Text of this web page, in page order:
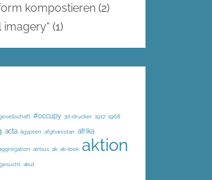
kompostieren (2)
imagery“ (1)
#occupy 3d-drucker 1917 1968
acta ägypten afghanistan afrika
airbus ak ak-loek aktion
akut